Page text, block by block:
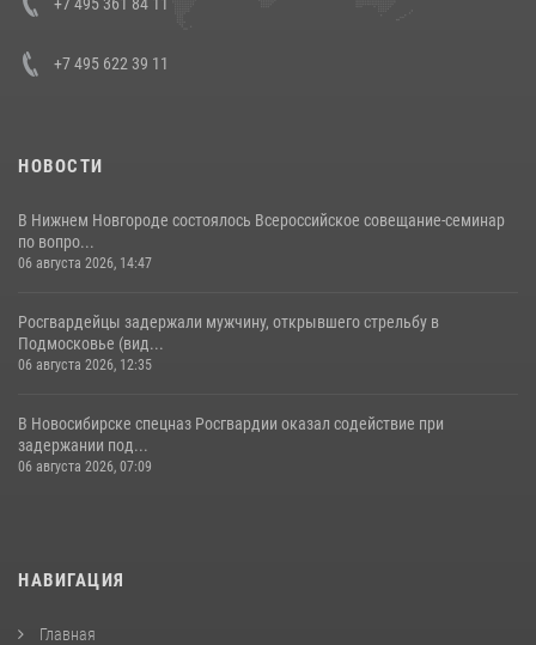
+7 495 622 39 11
НОВОСТИ
В Нижнем Новгороде состоялось Всероссийское совещание-семинар
по вопро...
06 августа 2026, 14:47
Росгвардейцы задержали мужчину, открывшего стрельбу в
Подмосковье (вид...
06 августа 2026, 12:35
В Новосибирске спецназ Росгвардии оказал содействие при
задержании под...
06 августа 2026, 07:09
НАВИГАЦИЯ
Главная